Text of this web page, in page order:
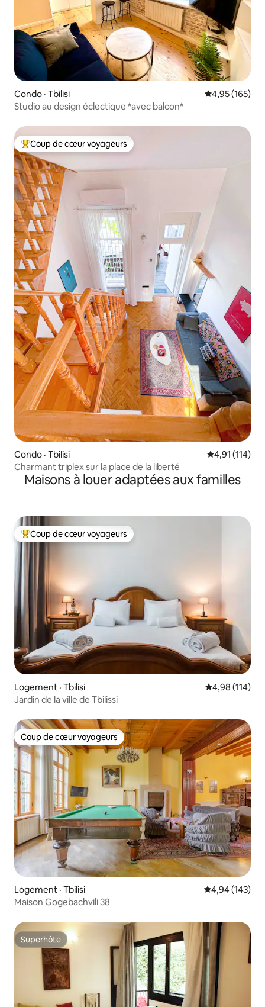
Condo · Tbilisi Note
4,95 (165)
Studio au design éclectique *avec balcon*
Coup de cœur voyageurs parmi les plus aimés
Coup de cœur voyageurs
Condo · Tbilisi Note
4,91 (114)
Charmant triplex sur la place de la liberté
Maisons à louer adaptées aux familles
Coup de cœur voyageurs parmi les plus aimés
Coup de cœur voyageurs
Logement · Tbilisi Note
4,98 (114)
Jardin de la ville de Tbilissi
Coup de cœur voyageurs
Coup de cœur voyageurs
Logement · Tbilisi Note
4,94 (143)
Maison Gogebachvili 38
Superhôte
Superhôte